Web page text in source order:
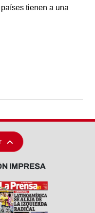
tienen a una
IMPRESA